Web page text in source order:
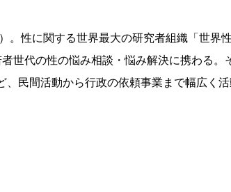
。性に関する世界最大の研究者組織「世界
世代の性の悩み相談・悩み解決に携わる。
民間活動から行政の依頼事業まで幅広く活